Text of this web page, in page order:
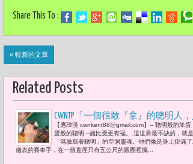
Share This To :
« 較新的文章
Related Posts
CWNTP「一個很敢『拿』的聰明人，
生的目光短淺到只有手掌那麼大；
很敢『給』的笨蛋，人生的格局卻
不盡的萬里江山。」
【應瑋漢 cwnkent88@gmail.com】-- 聰明般的笨蛋
蛋般的聰明 --施比受更有福。.這世界最不缺的，就
「滿臉寫著聰明」的空洞靈魂。他們像是身上掛滿
儀表的賽車手，在一個直徑只有五公尺的圓圈裡瘋...